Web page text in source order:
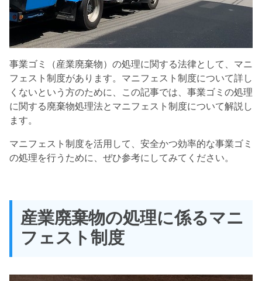
事業ゴミ（産業廃棄物）の処理に関する法律として、マニ
フェスト制度があります。マニフェスト制度について詳し
くないという方のために、この記事では、事業ゴミの処理
に関する廃棄物処理法とマニフェスト制度について解説し
ます。
マニフェスト制度を活用して、安全かつ効率的な事業ゴミ
の処理を行うために、ぜひ参考にしてみてください。
産業廃棄物の処理に係るマニ
フェスト制度